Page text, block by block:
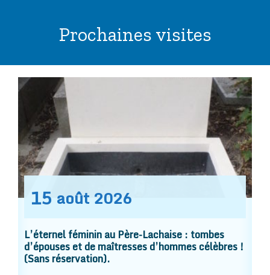
Prochaines visites
15 août 2026
L’éternel féminin au Père-Lachaise : tombes
d’épouses et de maîtresses d’hommes célèbres !
(Sans réservation).